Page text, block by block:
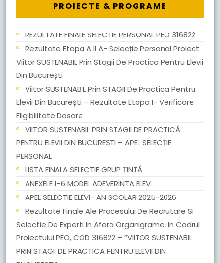
PROIECTE & PROGRAME
REZULTATE FINALE SELECTIE PERSONAL PEO 316822
Rezultate Etapa A II A- Selecție Personal Proiect
Viitor SUSTENABIL Prin Stagii De Practica Pentru Elevii
Din București
Viitor SUSTENABIL Prin STAGII De Practica Pentru
Elevii Din București – Rezultate Etapa I- Verificare
Eligibilitate Dosare
VIITOR SUSTENABIL PRIN STAGII DE PRACTICĂ
PENTRU ELEVII DIN BUCUREȘTI – APEL SELECȚIE
PERSONAL
LISTA FINALA SELECTIE GRUP ȚINTĂ
ANEXELE 1-6 MODEL ADEVERINTA ELEV
APEL SELECTIE ELEVI- AN SCOLAR 2025-2026
Rezultate Finale Ale Procesului De Recrutare Si
Selectie De Experti In Afara Organigramei In Cadrul
Proiectului PEO, COD 316822 – “VIITOR SUSTENABIL
PRIN STAGII DE PRACTICA PENTRU ELEVII DIN